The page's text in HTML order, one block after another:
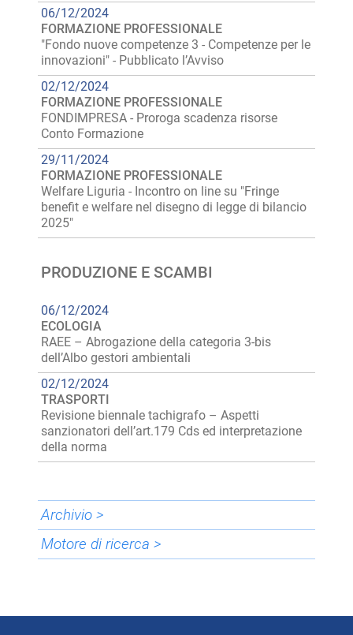
06/12/2024
FORMAZIONE PROFESSIONALE
"Fondo nuove competenze 3 - Competenze per le
innovazioni" - Pubblicato l’Avviso
02/12/2024
FORMAZIONE PROFESSIONALE
FONDIMPRESA - Proroga scadenza risorse
Conto Formazione
29/11/2024
FORMAZIONE PROFESSIONALE
Welfare Liguria - Incontro on line su "Fringe
benefit e welfare nel disegno di legge di bilancio
2025"
PRODUZIONE E SCAMBI
06/12/2024
ECOLOGIA
RAEE – Abrogazione della categoria 3-bis
dell’Albo gestori ambientali
02/12/2024
TRASPORTI
Revisione biennale tachigrafo – Aspetti
sanzionatori dell’art.179 Cds ed interpretazione
della norma
Archivio >
Motore di ricerca >